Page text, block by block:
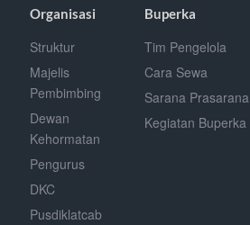
Organisasi
Struktur
Majelis
Pembimbing
Dewan
Kehormatan
Pengurus
DKC
Pusdiklatcab
Buperka
Tim Pengelola
Cara Sewa
Sarana Prasarana
Kegiatan Buperka